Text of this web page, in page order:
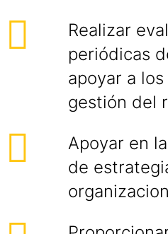
Realizar
periódicas
apoyar a
gestión del
Apoyar en
de